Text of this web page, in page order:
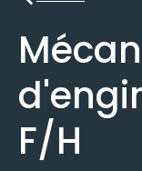
Retour
F/H